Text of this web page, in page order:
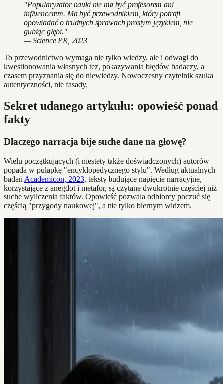
"Popularyzator nauki nie ma być profesorem ani
influencerem. Ma być przewodnikiem, który potrafi
opowiadać o trudnych sprawach prostym językiem, nie
gubiąc głębi."
— Science PR, 2023
To przewodnictwo wymaga nie tylko wiedzy, ale i odwagi do
kwestionowania własnych tez, pokazywania błędów badaczy, a
czasem przyznania się do niewiedzy. Nowoczesny czytelnik szuka
autentyczności, nie fasady.
Sekret udanego artykułu: opowieść ponad
fakty
Dlaczego narracja bije suche dane na głowę?
Wielu początkujących (i niestety także doświadczonych) autorów
popada w pułapkę "encyklopedycznego stylu". Według aktualnych
badań Academicon, 2023, teksty budujące napięcie narracyjne,
korzystające z anegdot i metafor, są czytane dwukrotnie częściej niż
suche wyliczenia faktów. Opowieść pozwala odbiorcy poczuć się
częścią "przygody naukowej", a nie tylko biernym widzem.